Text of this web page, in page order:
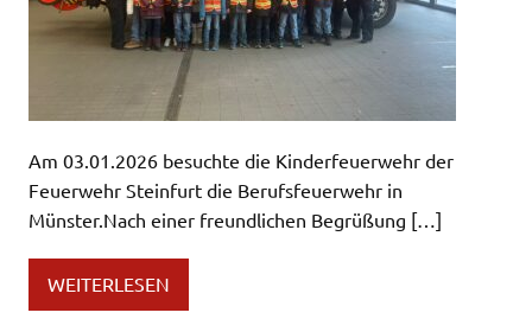
Am 03.01.2026 besuchte die Kinderfeuerwehr der
Feuerwehr Steinfurt die Berufsfeuerwehr in
Münster.Nach einer freundlichen Begrüßung […]
WEITERLESEN